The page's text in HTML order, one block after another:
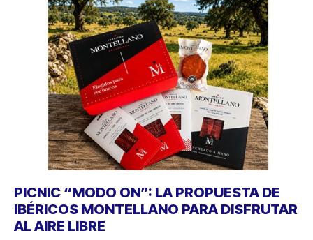
PICNIC “MODO ON”: LA PROPUESTA DE
IBÉRICOS MONTELLANO PARA DISFRUTAR
AL AIRE LIBRE